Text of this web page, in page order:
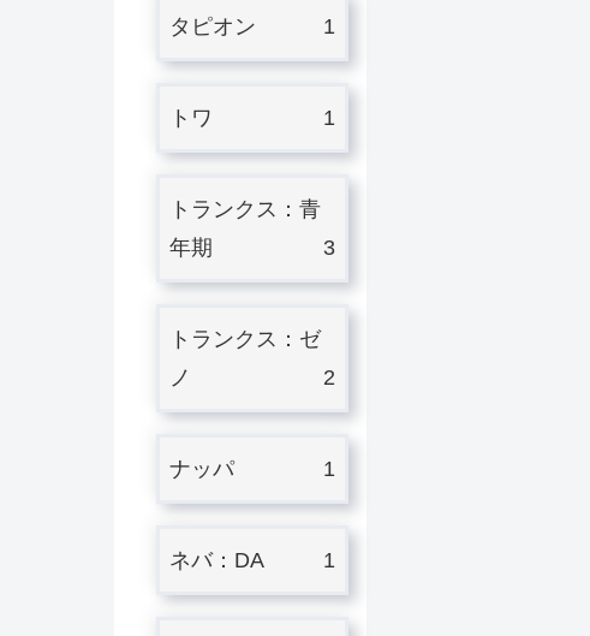
タピオン 1
トワ 1
トランクス：青
年期
3
トランクス：ゼ
ノ
2
ナッパ 1
ネバ：DA 1